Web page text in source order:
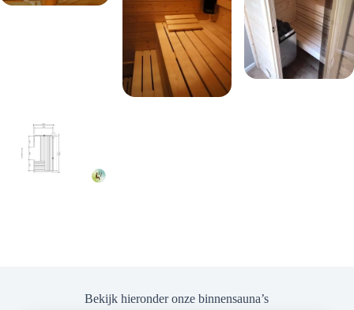
Bekijk hieronder onze binnensauna’s